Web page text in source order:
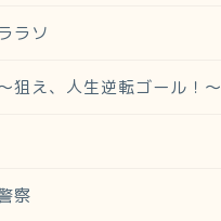
ラソ
狙え、人生逆転ゴール！～
察